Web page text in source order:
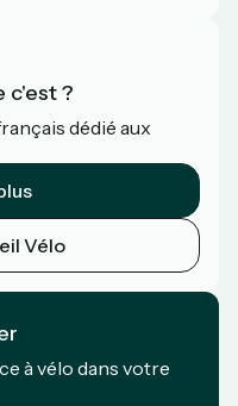
c'est ?
dédié aux
Vélo
à vélo dans votre